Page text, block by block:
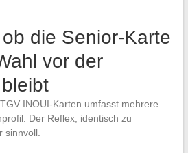
die Senior-Karte
vor der
INOUI-Karten umfasst mehrere
Der Reflex, identisch zu
sinnvoll.